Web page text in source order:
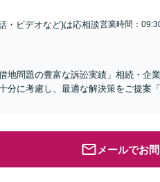
・ビデオなど)は応相談営業時間：
地問題の豊富な訴訟実績」相続・企
分に考慮し、最適な解決策をご提案
メールでお